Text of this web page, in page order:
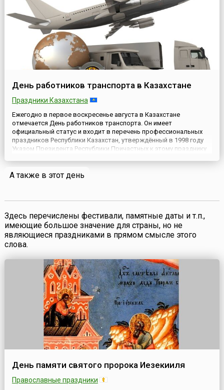
День работников транспорта в Казахстане
Праздники Казахстана
Ежегодно в первое воскресенье августа в Казахстане
отмечается День работников транспорта. Он имеет
официальный статус и входит в перечень профессиональных
праздников Республики Казахстан, утверждённый в 1998 году
Указом Президента Республики.Причастных к этому празднику
автомобильного, железнодорожного, водного и авиационного
транспорта. Водите...
А также в этот день
Здесь перечислены фестивали, памятные даты и т.п.,
имеющие большое значение для страны, но не
являющиеся праздниками в прямом смысле этого
слова.
День памяти святого пророка Иезекииля
Православные праздники